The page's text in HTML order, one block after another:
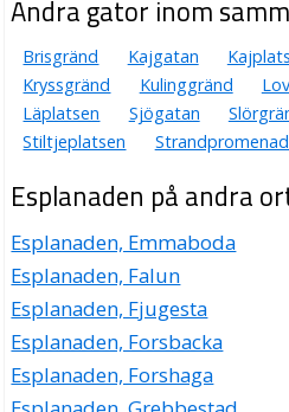
Martin Boye Ericsson
0705-410941
Esplanaden 15, 23439 Lomma
Svenska Lager slab AB
Ronny Eric Johan Lindström
Esplanaden 15, 23439 Lomma
Erik Tomas Leprince
040-460868
Esplanaden 17 1tr 1103, 23439 Lomma
jama it solutions
Karl Martin Gunnar Jagrin
Esplanaden 17 2tr, 23439 Lomma
Andra gator inom
Brisgränd Kajgatan
Kryssgränd
Kulinggränd
Läplatsen
Sjögatan
Stiltjeplatsen
Esplanaden på andra
Esplanaden, Emmaboda
Esplanaden, Falun
Esplanaden, Fjugesta
Esplanaden, Forsbacka
Esplanaden, Forshaga